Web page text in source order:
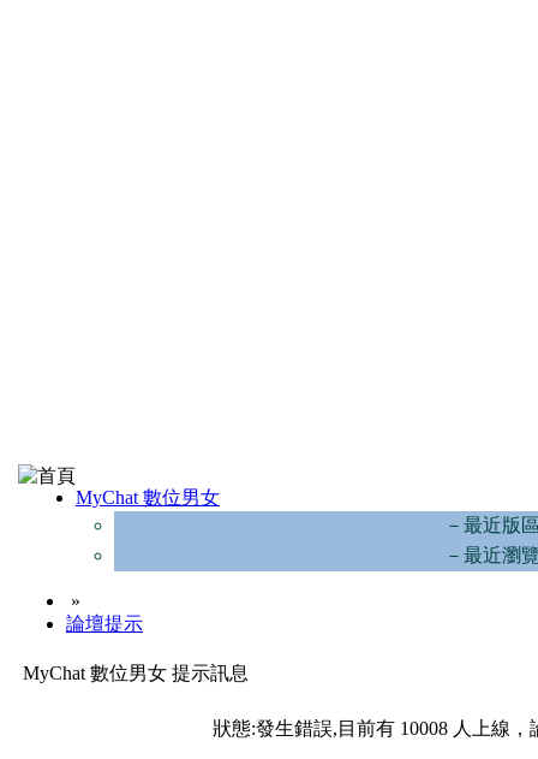
MyChat 數位男女
－最近版
－最近瀏
»
論壇提示
MyChat 數位男女 提示訊息
狀態:發生錯誤,目前有 10008 人上線